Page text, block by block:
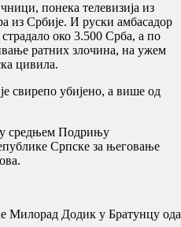
понека телевизијa из
из Србије. И руски амбасадор
око 3.500 Срба, а по
ратних злочина, на ужем
цивила.
свирепо убијено, а више од
средњем Подрињу
Српске за његовање
Милорад Додик у Братунцу